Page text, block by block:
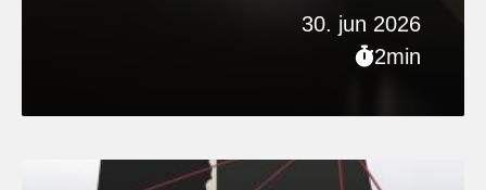
30. jun 2026
2min